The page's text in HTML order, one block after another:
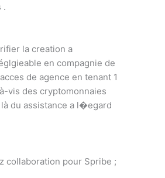
.
la creation a
en compagnie de
de agence en tenant 1
vis des cryptomonnaies
du assistance a l�egard
collaboration pour Spribe ;